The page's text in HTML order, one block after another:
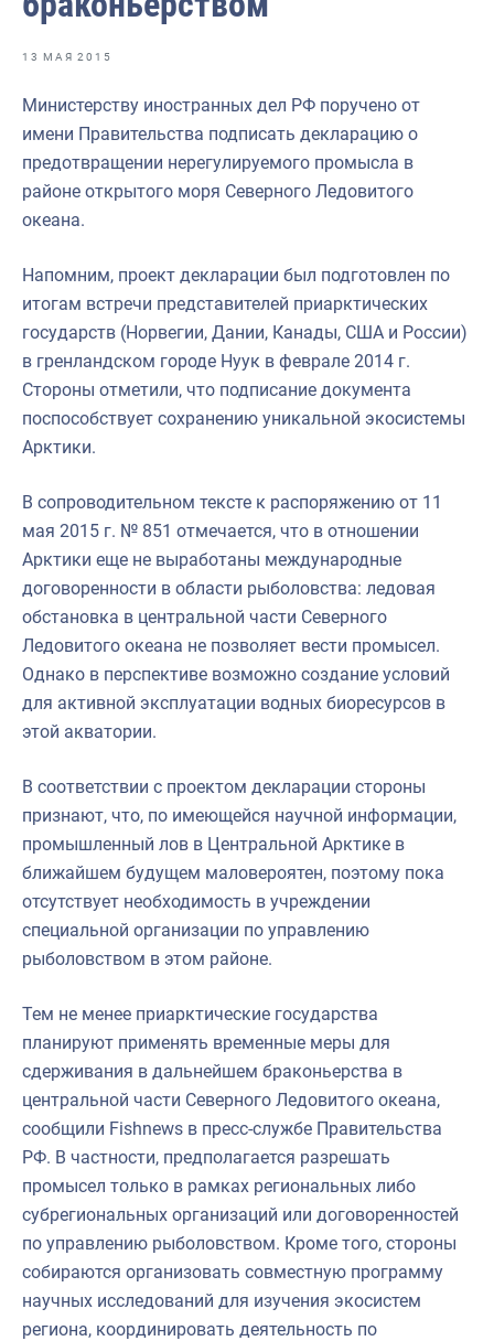
Отраслевые СМИ
Выставки и конференции
Научно-практическая литература
Рыбоохрана России
Инфографика
Большая африканская экспедиция
Укрепление духовно-нравственных ценностей
13 МАЯ 2015
Министерству иностранных дел РФ поручено от
имени Правительства подписать декларацию о
предотвращении нерегулируемого промысла в
районе открытого моря Северного Ледовитого
океана.
Напомним, проект декларации был подготовлен по
итогам встречи представителей приарктических
государств (Норвегии, Дании, Канады, США и России)
в гренландском городе Нуук в феврале 2014 г.
Стороны отметили, что подписание документа
поспособствует сохранению уникальной экосистемы
Арктики.
В сопроводительном тексте к распоряжению от 11
мая 2015 г. № 851 отмечается, что в отношении
Арктики еще не выработаны международные
договоренности в области рыболовства: ледовая
обстановка в центральной части Северного
Ледовитого океана не позволяет вести промысел.
Однако в перспективе возможно создание условий
для активной эксплуатации водных биоресурсов в
этой акватории.
В соответствии с проектом декларации стороны
признают, что, по имеющейся научной информации,
промышленный лов в Центральной Арктике в
ближайшем будущем маловероятен, поэтому пока
отсутствует необходимость в учреждении
специальной организации по управлению
рыболовством в этом районе.
Тем не менее приарктические государства
планируют применять временные меры для
сдерживания в дальнейшем браконьерства в
центральной части Северного Ледовитого океана,
сообщили Fishnews в пресс-службе Правительства
РФ. В частности, предполагается разрешать
промысел только в рамках региональных либо
субрегиональных организаций или договоренностей
по управлению рыболовством. Кроме того, стороны
собираются организовать совместную программу
научных исследований для изучения экосистем
региона, координировать деятельность по